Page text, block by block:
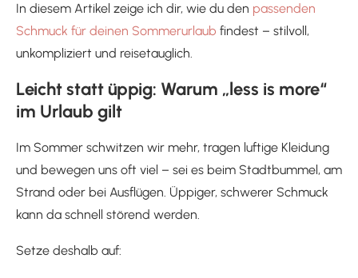
In diesem Artikel zeige ich dir, wie du den passenden
Schmuck für deinen Sommerurlaub findest – stilvoll,
unkompliziert und reisetauglich.
Leicht statt üppig: Warum „less is more“
im Urlaub gilt
Im Sommer schwitzen wir mehr, tragen luftige Kleidung
und bewegen uns oft viel – sei es beim Stadtbummel, am
Strand oder bei Ausflügen. Üppiger, schwerer Schmuck
kann da schnell störend werden.
Setze deshalb auf: